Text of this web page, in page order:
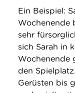
Ein Beispiel:
Wochenende
sehr
sich Sarah in
Wochenende
den
Gerüsten bis